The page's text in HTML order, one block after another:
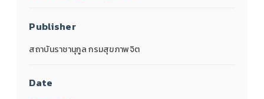
Publisher
สถาบันราชานุกูล กรมสุขภาพจิต
Date